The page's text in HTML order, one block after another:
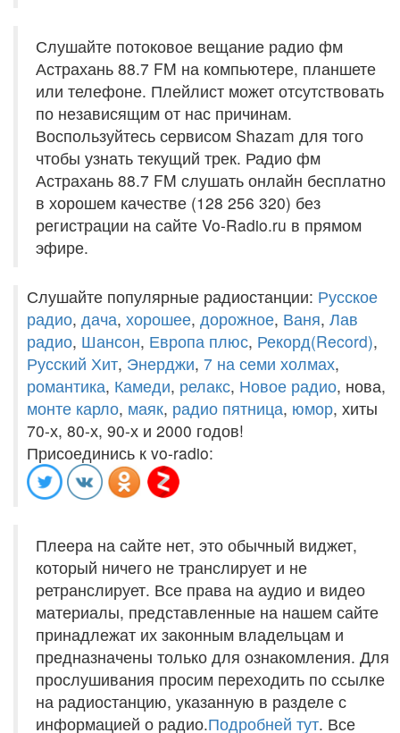
Слушайте потоковое вещание радио фм
Астрахань 88.7 FM на компьютере, планшете
или телефоне. Плейлист может отсутствовать
по независящим от нас причинам.
Воспользуйтесь сервисом Shazam для того
чтобы узнать текущий трек. Радио фм
Астрахань 88.7 FM слушать онлайн бесплатно
в хорошем качестве (128 256 320) без
регистрации на сайте Vo-Radio.ru в прямом
эфире.
Слушайте популярные радиостанции: Русское
радио, дача, хорошее, дорожное, Ваня, Лав
радио, Шансон, Европа плюс, Рекорд(Record),
Русский Хит, Энерджи, 7 на семи холмах,
романтика, Камеди, релакс, Новое радио, нова,
монте карло, маяк, радио пятница, юмор, хиты
70-х, 80-х, 90-х и 2000 годов!
Присоединись к vo-radio:
Плеера на сайте нет, это обычный виджет,
который ничего не транслирует и не
ретранслирует. Все права на аудио и видео
материалы, представленные на нашем сайте
принадлежат их законным владельцам и
предназначены только для ознакомления. Для
прослушивания просим переходить по ссылке
на радиостанцию, указанную в разделе с
информацией о радио.Подробней тут. Все